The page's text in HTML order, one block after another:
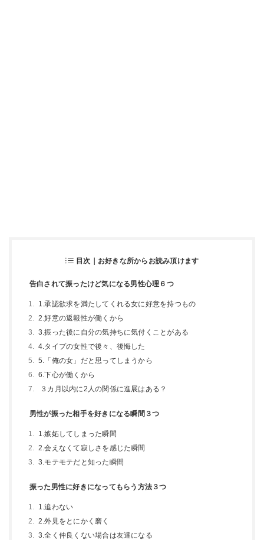
目次｜お好きな所からお読み頂けます
告白されて振ったけど気になる男性心理６つ
1.承認欲求を満たしてくれる女に好意を持つもの
2.好意の返報性が働くから
3.振った後に自分の気持ちに気付くことがある
4.タイプの女性で後々、後悔した
5.「俺の女」だと思ってしまうから
6.下心が働くから
３カ月以内に2人の関係に進展はある？
男性が振った相手を好きになる瞬間３つ
1.嫉妬してしまった瞬間
2.会えなくて寂しさを感じた瞬間
3.モテモテだと知った瞬間
振った男性に好きになってもらう方法３つ
1.追わない
2.外見をとにかく磨く
3.全く仲良くない場合は友達になる